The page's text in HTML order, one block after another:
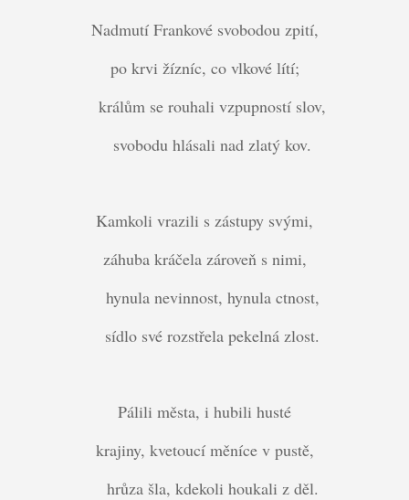
Nadmutí Frankové svobodou zpití,
po krvi žízníc, co vlkové lítí;
králům se rouhali vzpupností slov,
svobodu hlásali nad zlatý kov.
Kamkoli vrazili s zástupy svými,
záhuba kráčela zároveň s nimi,
hynula nevinnost, hynula ctnost,
sídlo své rozstřela pekelná zlost.
Pálili města, i hubili husté
krajiny, kvetoucí měníce v pustě,
hrůza šla, kdekoli houkali z děl.